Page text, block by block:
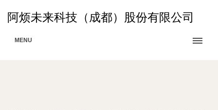
阿烦未来科技（成都）股份有限公司
MENU